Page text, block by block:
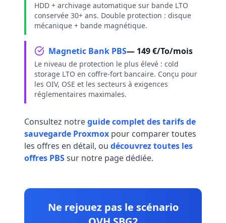
HDD + archivage automatique sur bande LTO
conservée 30+ ans. Double protection : disque
mécanique + bande magnétique.
Magnetic Bank PBS— 149 €/To/mois
Le niveau de protection le plus élevé : cold
storage LTO en coffre-fort bancaire. Conçu pour
les OIV, OSE et les secteurs à exigences
réglementaires maximales.
Consultez notreguide complet des tarifs de
sauvegarde Proxmox pour comparer toutes
les offres en détail, ou découvrez toutes les
offres PBSsur notre page dédiée.
Ne rejouez pas le scénario